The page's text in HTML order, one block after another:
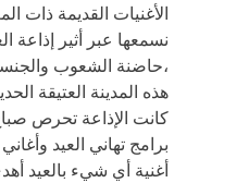
الأغنيات القديمة ذات
نسمعها عبر أثير إذاعة
،حاضنة الشعوب
هذه المدينة العتيقة
كانت الإذاعة تحرص
برامج تهاني العيد
أغنية أي شيء بالعيد